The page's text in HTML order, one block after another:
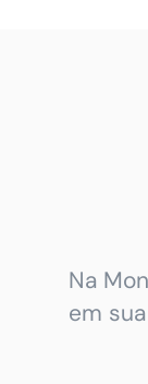
Na
em